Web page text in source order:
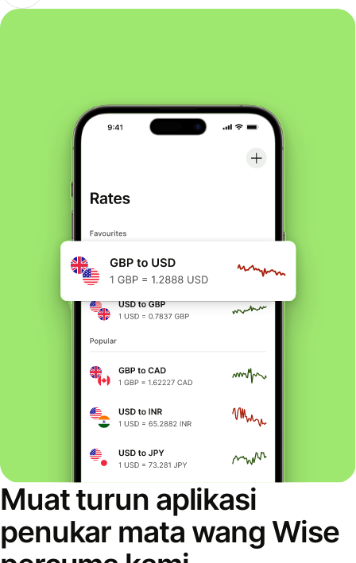
Muat turun aplikasi
penukar mata wang Wise